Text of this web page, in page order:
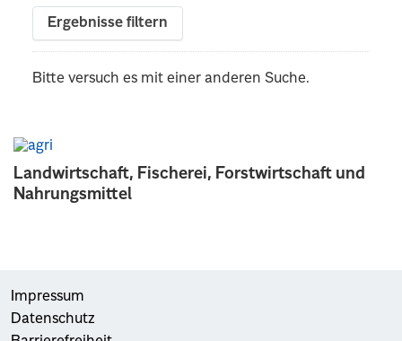
Landwirtschaft, Fischerei, Forstwirtschaft und
Nahrungsmittel
Ergebnisse filtern
Bitte versuch es mit einer anderen Suche.
Impressum
Datenschutz